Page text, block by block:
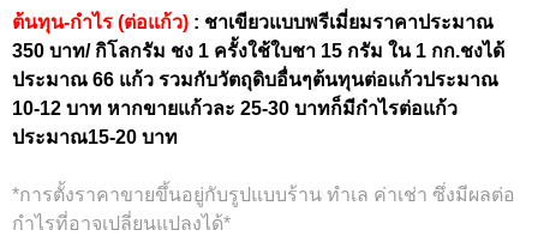
ต้นทุน-กำไร (ต่อแก้ว) : ชาเขียวแบบพรีเมี่ยมราคาประมาณ
350 บาท/ กิโลกรัม ชง 1 ครั้งใช้ใบชา 15 กรัม ใน 1 กก.ชงได้
ประมาณ 66 แก้ว รวมกับวัตถุดิบอื่นๆต้นทุนต่อแก้วประมาณ
10-12 บาท หากขายแก้วละ 25-30 บาทก็มีกำไรต่อแก้ว
ประมาณ15-20 บาท
*การตั้งราคาขายขึ้นอยู่กับรูปแบบร้าน ทำเล ค่าเช่า ซึ่งมีผลต่อ
กำไรที่อาจเปลี่ยนแปลงได้*